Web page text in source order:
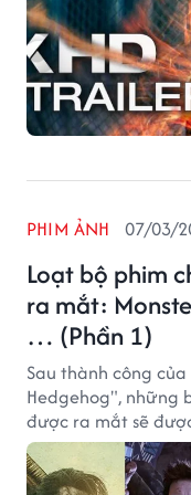
Loạt bộ phim
ra mắt:
… (Phần 1)
PHIM ẢNH 07/03/
Sau thành công
Hedgehog", những
được ra mắt sẽ